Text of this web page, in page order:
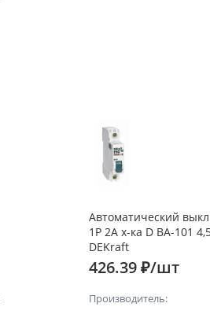
Автоматический
1Р 2А х-ка D ВА-101
DEKraft
426.39 ₽/шт
Производитель: